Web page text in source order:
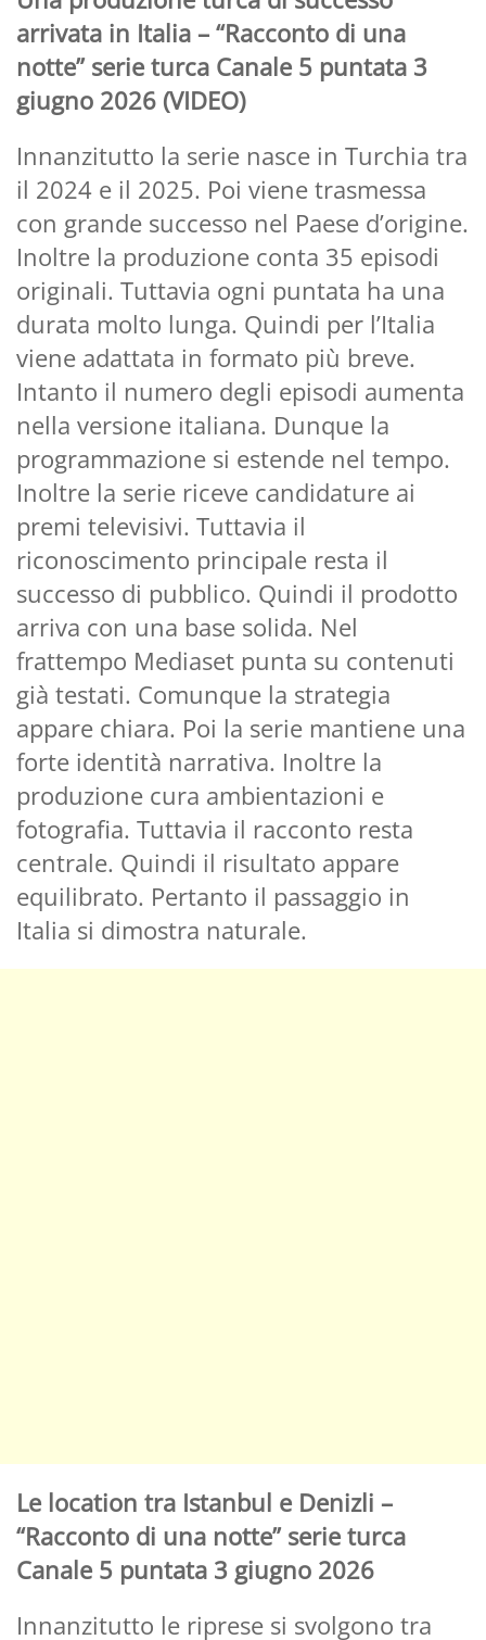
arrivata in Italia – “Racconto di una
notte” serie turca Canale 5 puntata 3
giugno 2026 (VIDEO)
Innanzitutto la serie nasce in Turchia tra
il 2024 e il 2025. Poi viene trasmessa
con grande successo nel Paese d’origine.
Inoltre la produzione conta 35 episodi
originali. Tuttavia ogni puntata ha una
durata molto lunga. Quindi per l’Italia
viene adattata in formato più breve.
Intanto il numero degli episodi aumenta
nella versione italiana. Dunque la
programmazione si estende nel tempo.
Inoltre la serie riceve candidature ai
premi televisivi. Tuttavia il
riconoscimento principale resta il
successo di pubblico. Quindi il prodotto
arriva con una base solida. Nel
frattempo Mediaset punta su contenuti
già testati. Comunque la strategia
appare chiara. Poi la serie mantiene una
forte identità narrativa. Inoltre la
produzione cura ambientazioni e
fotografia. Tuttavia il racconto resta
centrale. Quindi il risultato appare
equilibrato. Pertanto il passaggio in
Italia si dimostra naturale.
Le location tra Istanbul e Denizli –
“Racconto di una notte” serie turca
Canale 5 puntata 3 giugno 2026
Innanzitutto le riprese si svolgono tra